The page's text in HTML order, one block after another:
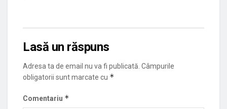
Lasă un răspuns
Adresa ta de email nu va fi publicată. Câmpurile
obligatorii sunt marcate cu *
Comentariu *